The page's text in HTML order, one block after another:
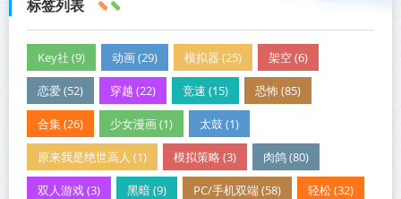
标签列表
Key社 (9) 动画 (29) 模拟器 (25) 架空 (6)
恋爱 (52) 穿越 (22) 竞速 (15) 恐怖 (85)
合集 (26) 少女漫画 (1) 太鼓 (1)
原来我是绝世高人 (1) 模拟策略 (3) 肉鸽 (80)
双人游戏 (3) 黑暗 (9) PC/手机双端 (58) 轻松 (32)